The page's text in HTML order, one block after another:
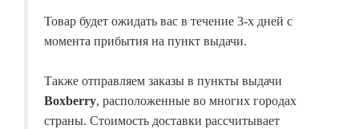
Товар будет ожидать вас в течение 3-х дней с
момента прибытия на пункт выдачи.
Также отправляем заказы в пункты выдачи
Boxberry, расположенные во многих городах
страны. Стоимость доставки рассчитывает